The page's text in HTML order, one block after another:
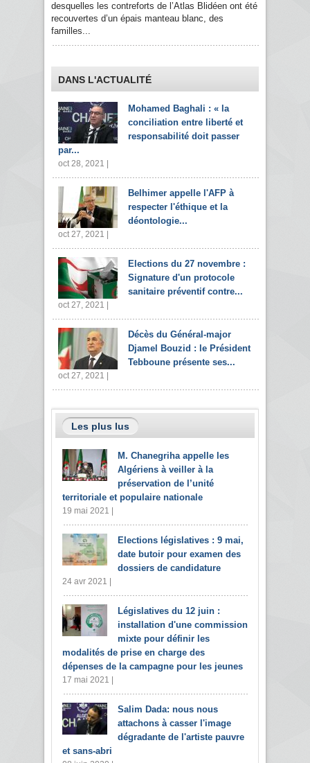
desquelles les contreforts de l’Atlas Blidéen ont été
recouvertes d’un épais manteau blanc, des
familles...
DANS L'ACTUALITÉ
Mohamed Baghali : « la
conciliation entre liberté et
responsabilité doit passer
par...
oct 28, 2021 |
Belhimer appelle l'AFP à
respecter l'éthique et la
déontologie...
oct 27, 2021 |
Elections du 27 novembre :
Signature d'un protocole
sanitaire préventif contre...
oct 27, 2021 |
Décès du Général-major
Djamel Bouzid : le Président
Tebboune présente ses...
oct 27, 2021 |
Les plus lus
M. Chanegriha appelle les
Algériens à veiller à la
préservation de l’unité
territoriale et populaire nationale
19 mai 2021 |
Elections législatives : 9 mai,
date butoir pour examen des
dossiers de candidature
24 avr 2021 |
Législatives du 12 juin :
installation d'une commission
mixte pour définir les
modalités de prise en charge des
dépenses de la campagne pour les jeunes
17 mai 2021 |
Salim Dada: nous nous
attachons à casser l'image
dégradante de l'artiste pauvre
et sans-abri